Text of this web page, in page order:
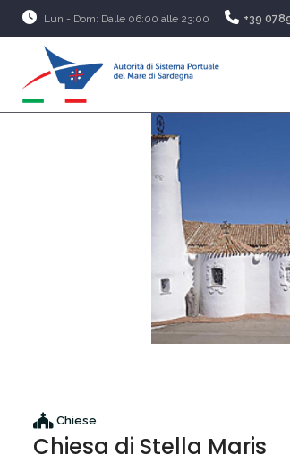
Lun - Dom: Dalle 06:00 alle 23:00 +39
Chiese
Chiesa di Stella Maris